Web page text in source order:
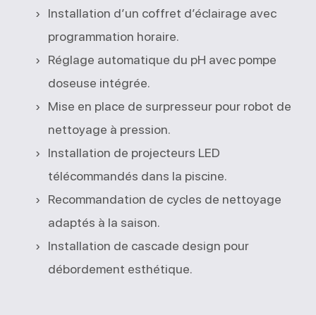
Installation d’un coffret d’éclairage avec
programmation horaire.
Réglage automatique du pH avec pompe
doseuse intégrée.
Mise en place de surpresseur pour robot de
nettoyage à pression.
Installation de projecteurs LED
télécommandés dans la piscine.
Recommandation de cycles de nettoyage
adaptés à la saison.
Installation de cascade design pour
débordement esthétique.